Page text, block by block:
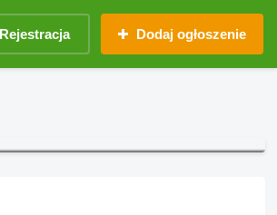
Dodaj ogłoszenie